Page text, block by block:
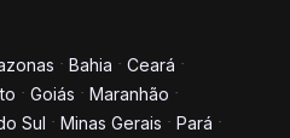
Bahia
Ceará
Goiás
Maranhão
Sul Minas Gerais Pará